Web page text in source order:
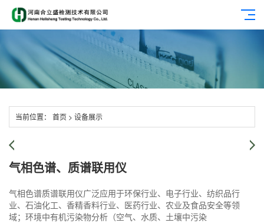
当前位置： 首页 > 设备展示
气相色谱、质谱联用仪
气相色谱质谱联用仪广泛应用于环保行业、电子行业、纺织品行
业、石油化工、香精香料行业、医药行业、农业及食品安全等领
域；环境中有机污染物分析（空气、水质、土壤中污染